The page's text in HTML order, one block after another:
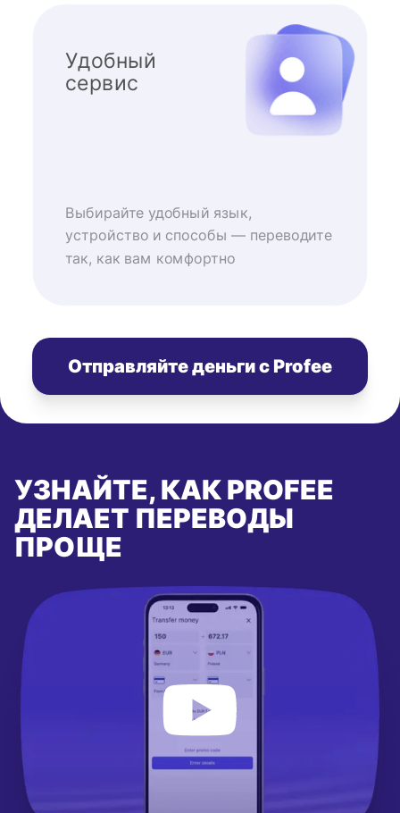
Удобный
сервис
Выбирайте удобный язык,
устройство и способы — переводите
так, как вам комфортно
Отправляйте деньги с Profee
УЗНАЙТЕ, КАК PROFEE
ДЕЛАЕТ ПЕРЕВОДЫ
ПРОЩЕ